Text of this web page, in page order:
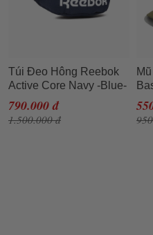
Túi Đeo Hông Reebok
Active Core Navy -Blue-
GN7745 Màu Xanh
Navy
790.000 đ
1.500.000 đ